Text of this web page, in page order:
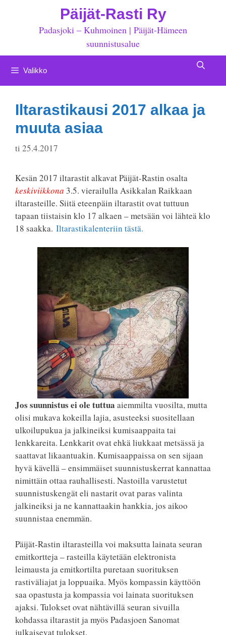
Päijät-Rasti Ry
Padasjoki – Kuhmoinen | Päijät-Hämeen
suunnistusalue
Valikko
Iltarastikausi 2017 alkaa ja
muuta asiaa
ti 25.4.2017
Kesän 2017 iltarastit alkavat Päijät-Rastin osalta
keskiviikkona 3.5. vierailulla Asikkalan Raikkaan
iltarasteille. Siitä eteenpäin iltarastit ovat tuttuun
tapaan tiistaisin klo 17 alkaen – metsään voi lähteä klo
18 saakka. Iltarastikalenteriin tästä.
Jos suunnistus ei ole tuttua aiemmilta vuosilta, mutta
olisi mukava kokeilla lajia, asusteeksi suositellaan
ulkoilupukua ja jalkineiksi kumisaappaita tai
lenkkareita. Lenkkarit ovat ehkä liukkaat metsässä ja
saattavat likaantuakin. Kumisaappaissa on sen sijaan
hyvä kävellä – ensimmäiset suunnistuskerrat kannattaa
nimittäin ottaa rauhallisesti. Nastoilla varustetut
suunnistuskengät eli nastarit ovat paras valinta
jalkineiksi ja ne kannattaakin hankkia, jos aikoo
suunnistaa enemmän.
Päijät-Rastin iltarasteilla voi maksutta lainata seuran
emitkortteja – rasteilla käytetään elektronista
leimausta ja emitkortilta puretaan suorituksen
rastiväliajat ja loppuaika. Myös kompassin käyttöön
saa opastusta ja kompassia voi lainata suorituksen
ajaksi. Tulokset ovat nähtävillä seuran sivuilla
kohdassa iltarastit ja myös Padasjoen Sanomat
julkaisevat tulokset.